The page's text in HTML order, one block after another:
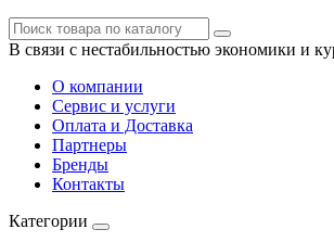
В связи с нестабильностью экономики и
О компании
Сервис и услуги
Оплата и Доставка
Партнеры
Бренды
Контакты
Категории